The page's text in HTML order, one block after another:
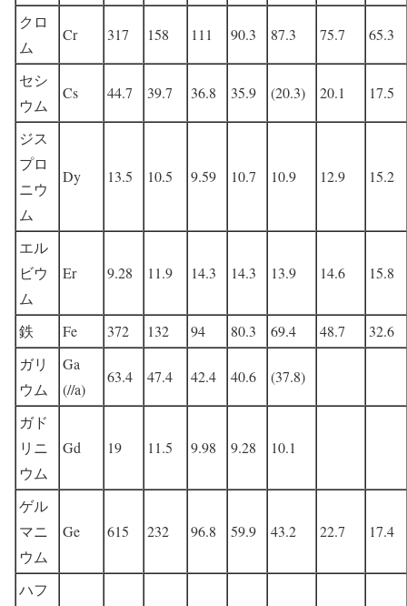
クロ
ム
Cr 317 158 111 90.3 87.3 75.7 65.3
セシ
ウム
Cs 44.7 39.7 36.8 35.9 (20.3) 20.1 17.5
ジス
プロ
ニウ
ム
Dy 13.5 10.5 9.59 10.7 10.9 12.9 15.2
エル
ビウ
ム
Er 9.28 11.9 14.3 14.3 13.9 14.6 15.8
鉄 Fe 372 132 94 80.3 69.4 48.7
32.6
ガリ
ウム
Ga
(//a)
63.4 47.4 42.4 40.6 (37.8)
ガド
リニ
ウム
Gd 19 11.5 9.98 9.28 10.1
ゲル
マニ
ウム
Ge 615 232 96.8 59.9 43.2 22.7 17.4
ハフ